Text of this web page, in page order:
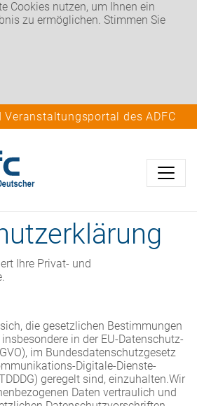
Cookies nutzen, um Ihnen ein
zu ermöglichen. Stimmen Sie
Veranstaltungsportal des ADFC
Ihre Privat- und
die gesetzlichen Bestimmungen
in der EU-Datenschutz-
im Bundesdatenschutzgesetz
Digitale-Dienste-
geregelt sind, einzuhalten.Wir
Daten vertraulich und